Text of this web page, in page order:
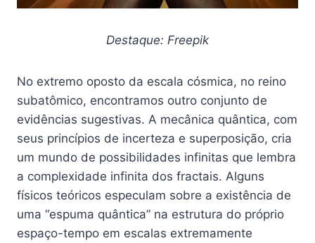
Destaque: Freepik
No extremo oposto da escala cósmica, no reino
subatômico, encontramos outro conjunto de
evidências sugestivas. A mecânica quântica, com
seus princípios de incerteza e superposição, cria
um mundo de possibilidades infinitas que lembra
a complexidade infinita dos fractais. Alguns
físicos teóricos especulam sobre a existência de
uma “espuma quântica” na estrutura do próprio
espaço-tempo em escalas extremamente